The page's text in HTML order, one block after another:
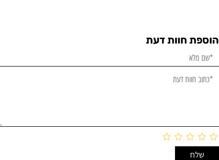
הוספת חוות דעת